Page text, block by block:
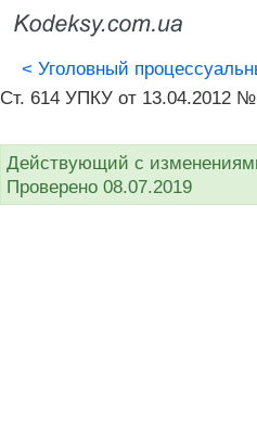
< Уголовный
Ст. 614 УПКУ от 13.04.2012
Действующий с
Проверено 08.07.2019